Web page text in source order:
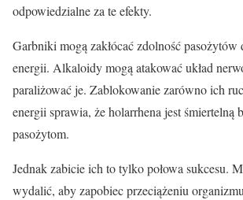
odpowiedzialne za te efekty.
Garbniki mogą zakłócać zdolność
energii. Alkaloidy mogą atakować układ
paraliżować je. Zablokowanie zarówno ich
energii sprawia, że holarrhena jest śmiertelną
pasożytom.
Jednak zabicie ich to tylko połowa sukcesu.
wydalić, aby zapobiec przeciążeniu